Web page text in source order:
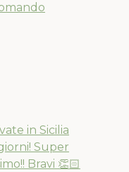
in Sicilia
Super
Bravi 👏🏻